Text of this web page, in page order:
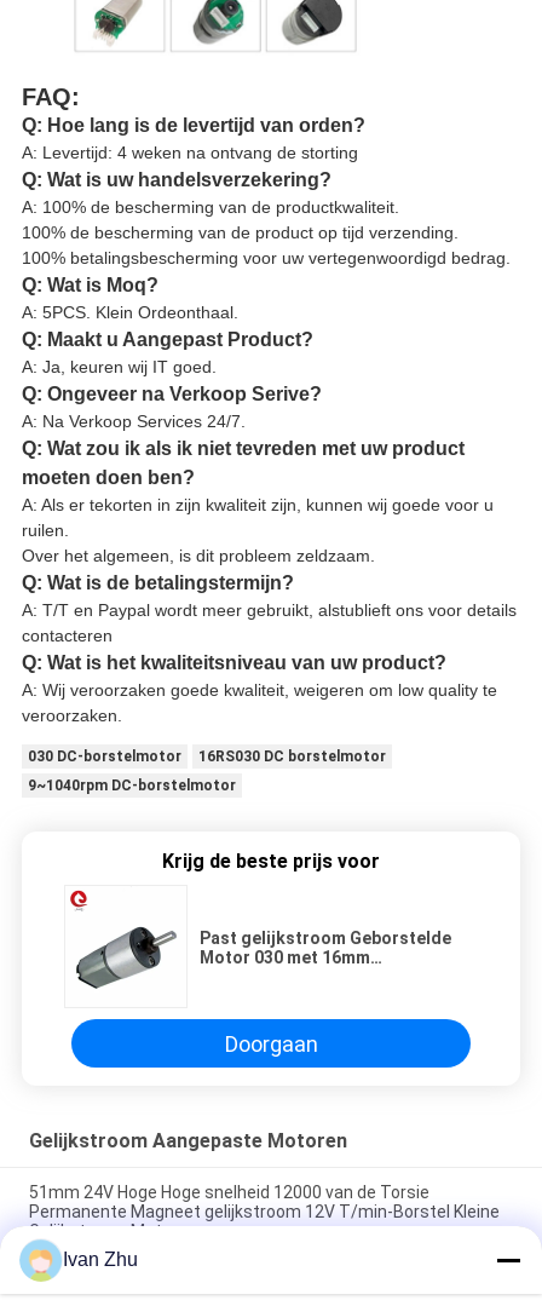
FAQ:
Q: Hoe lang is de levertijd van orden?
A: Levertijd: 4 weken na ontvang de storting
Q: Wat is uw handelsverzekering?
A: 100% de bescherming van de productkwaliteit.
100% de bescherming van de product op tijd verzending.
100% betalingsbescherming voor uw vertegenwoordigd bedrag.
Q: Wat is Moq?
A: 5PCS. Klein Ordeonthaal.
Q: Maakt u Aangepast Product?
A: Ja, keuren wij IT goed.
Q: Ongeveer na Verkoop Serive?
A: Na Verkoop Services 24/7.
Q: Wat zou ik als ik niet tevreden met uw product
moeten doen ben?
A: Als er tekorten in zijn kwaliteit zijn, kunnen wij goede voor u
ruilen.
Over het algemeen, is dit probleem zeldzaam.
Q: Wat is de betalingstermijn?
A: T/T en Paypal wordt meer gebruikt, alstublieft ons voor details
contacteren
Q: Wat is het kwaliteitsniveau van uw product?
A: Wij veroorzaken goede kwaliteit, weigeren om low quality te
veroorzaken.
030 DC-borstelmotor
16RS030 DC borstelmotor
9~1040rpm DC-borstelmotor
Krijg de beste prijs voor
Past gelijkstroom Geborstelde
Motor 030 met 16mm
9~1040rpm, schacht, snelheid,
voltage aan
Doorgaan
Gelijkstroom Aangepaste Motoren
51mm 24V Hoge Hoge snelheid 12000 van de Torsie
Permanente Magneet gelijkstroom 12V T/min-Borstel Kleine
Gelijkstroom Motor
1N.M 24VDC Aangepaste Motorenworm 46mm
Versnellingsbakmotor voor Medische Machine
Ivan Zhu